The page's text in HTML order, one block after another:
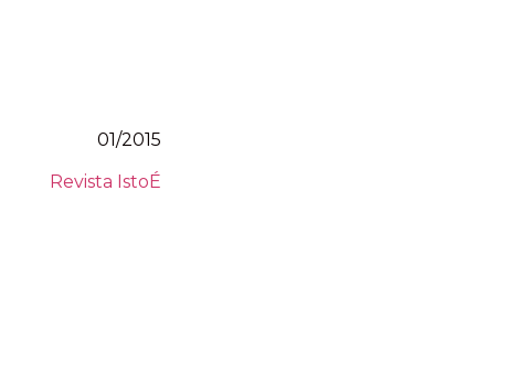
01/2015
Revista IstoÉ